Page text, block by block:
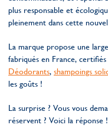
plus responsable et
pleinement dans cette
La marque propose une
fabriqués en France,
Déodorants, shampoings
les goûts !
La surprise ? Vous vous
réservent ? Voici la réponse !